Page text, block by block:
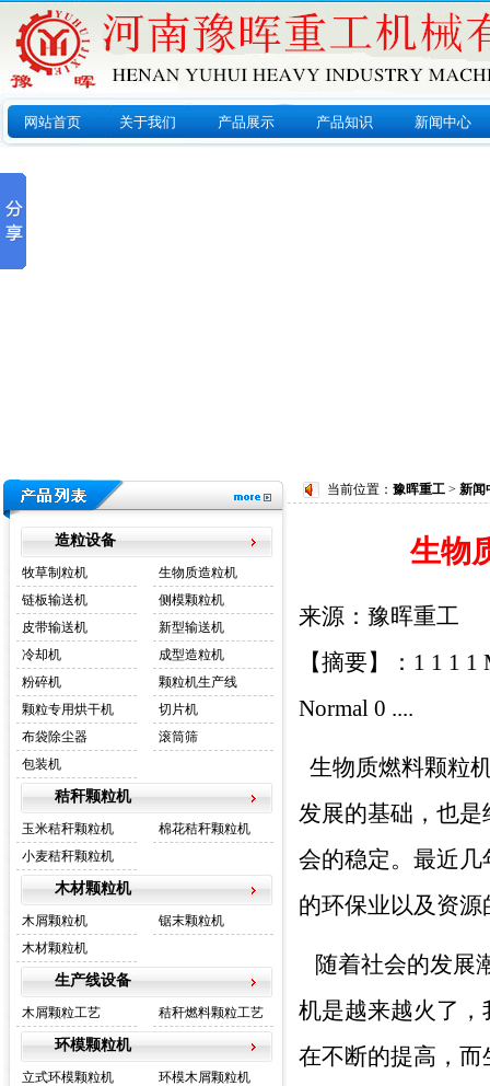
网站首页 关于我们 产品展示 产品知识 新闻中心
造粒设备
牧草制粒机
生物质造粒机
链板输送机
侧模颗粒机
皮带输送机
新型输送机
冷却机
成型造粒机
粉碎机
颗粒机生产线
颗粒专用烘干机
切片机
布袋除尘器
滚筒筛
包装机
秸秆颗粒机
玉米秸秆颗粒机
棉花秸秆颗粒机
小麦秸秆颗粒机
木材颗粒机
木屑颗粒机
锯末颗粒机
木材颗粒机
生产线设备
木屑颗粒工艺 秸秆燃料颗粒工艺
环模颗粒机
立式环模颗粒机
环模木屑颗粒机
当前位置： 豫晖重工 > 新闻
生物
来源：豫晖重工
【摘要】：1 1 1
Normal 0 ....
生物质燃料颗粒
发展的基础，也
会的稳定。最近
的环保业以及资
随着社会的发展
机是越来越火了
在不断的提高，